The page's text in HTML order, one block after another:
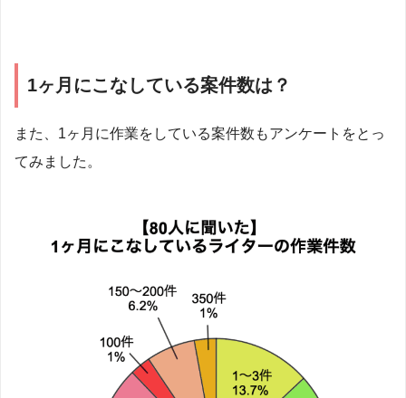
1ヶ月にこなしている案件数は？
また、1ヶ月に作業をしている案件数もアンケートをとっ
てみました。